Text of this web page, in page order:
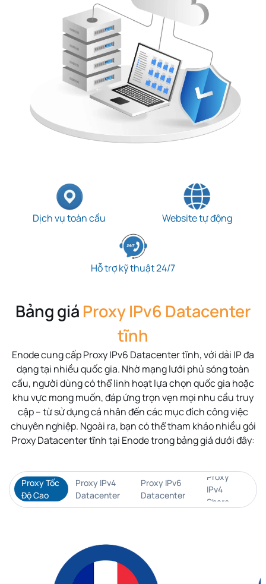
Dịch vụ toàn cầu Website tự động
Hỗ trợ kỹ thuật 24/7
Bảng giá Proxy IPv6 Datacenter
tĩnh
Enodecung cấp Proxy IPv6 Datacenter tĩnh, với dải IP đa
dạng tại nhiềuquốc gia. Nhờ mạng lưới phủ sóng toàn
cầu, người dùng có thể linh hoạt lựa chọn quốc gia hoặc
khu vực mong muốn, đáp ứng trọn vẹn mọi nhu cầu truy
cập – từ sử dụng cá nhân đến các mục đích công việc
chuyên nghiệp. Ngoài ra, bạn có thể tham khảo nhiều gói
Proxy Datacenter tĩnh tại Enode trong bảng giá dưới đây:
Proxy Tốc
Độ Cao
Proxy IPv4
Datacenter
Proxy IPv6
Datacenter
Proxy
IPv4
Share